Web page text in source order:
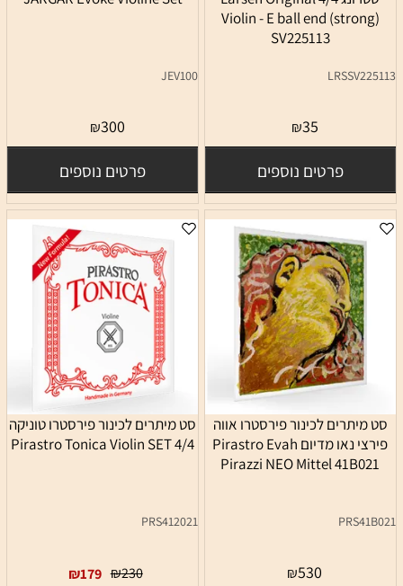
Violin - E ball end (strong)
SV225113
LRSSV225113
₪35
פרטים נוספים
JEV100
₪300
פרטים נוספים
סט מיתרים לכינור פירסטרו אווה
פירצי נאו מדיום Pirastro Evah
Pirazzi NEO Mittel 41B021
PRS41B021
₪530
סט מיתרים לכינור פירסטרו טוניקה
4/4 Pirastro Tonica Violin SET
PRS412021
₪230
₪179